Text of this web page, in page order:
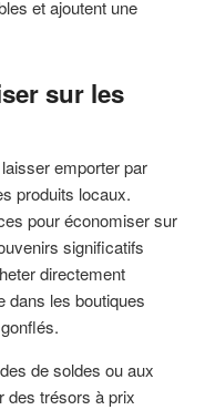
et ajoutent une
sur les
emporter par
produits locaux.
pour économiser sur
significatifs
directement
dans les boutiques
de soldes ou aux
des trésors à prix